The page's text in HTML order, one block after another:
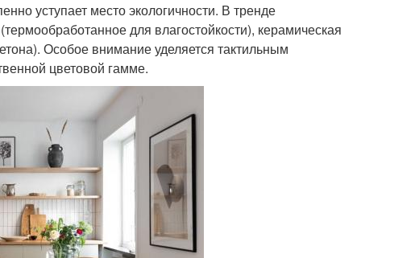
уступает место экологичности. В тренде
для влагостойкости), керамическая
Особое внимание уделяется тактильным
цветовой гамме.